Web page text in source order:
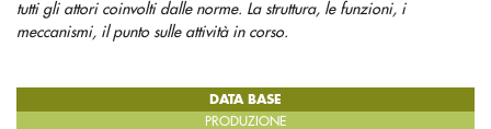
tutti gli attori coinvolti dalle norme. La struttura, le funzioni, i
meccanismi, il punto sulle attività in corso.
DATA BASE
PRODUZIONE